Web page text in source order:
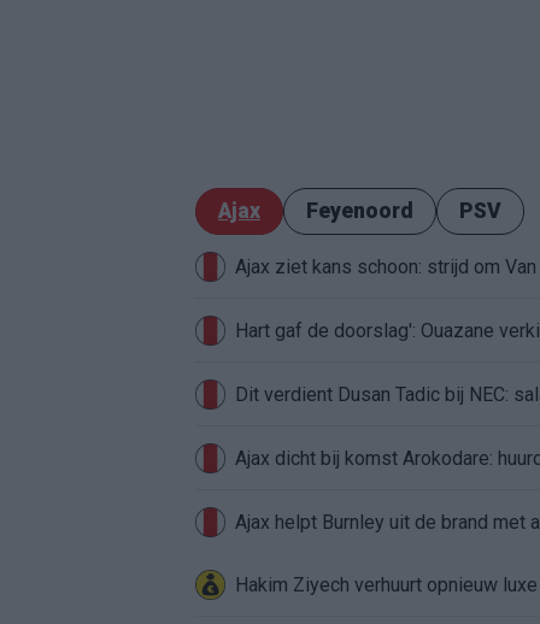
Ajax Feyenoord PSV
Ajax ziet kans schoon: strijd om
Hart gaf de doorslag': Ouazane
Dit verdient Dusan Tadic bij NEC:
Ajax dicht bij komst Arokodare:
Ajax helpt Burnley uit de brand met
Hakim Ziyech verhuurt opnieuw